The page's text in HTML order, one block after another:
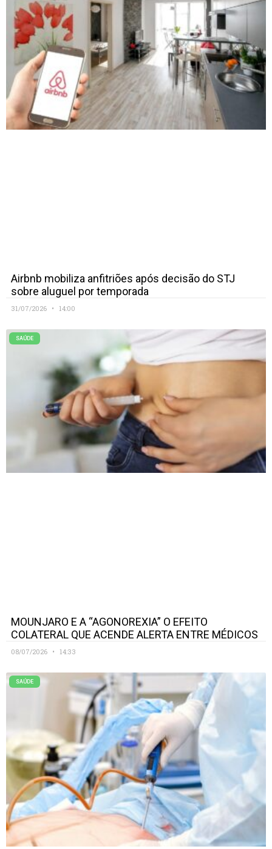
Airbnb mobiliza anfitriões após decisão do STJ
sobre aluguel por temporada
31/07/2026 14:00
SAÚDE
MOUNJARO E A “AGONOREXIA” O EFEITO
COLATERAL QUE ACENDE ALERTA ENTRE MÉDICOS
08/07/2026 14:33
SAÚDE